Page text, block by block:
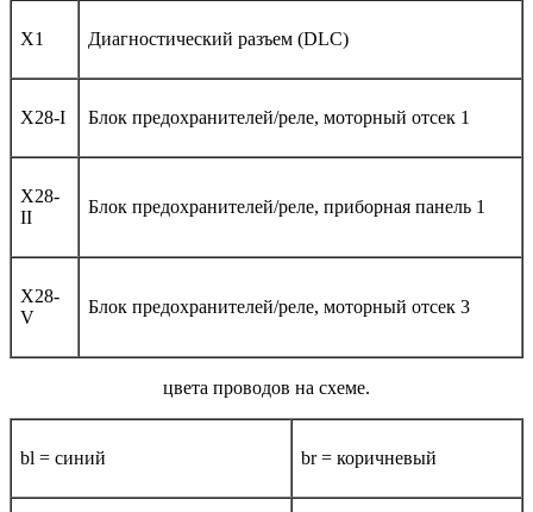
X1 Диагностический разъем (DLC)
X28-I Блок предохранителей/реле, моторный отсек 1
X28-
II
Блок предохранителей/реле, приборная панель 1
X28-
V
Блок предохранителей/реле, моторный отсек 3
цвета проводов на схеме.
bl = синий br = коричневый